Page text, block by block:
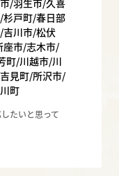
/羽生市/久喜
戸町/春日部
川市/松伏
座市/志木市/
町/川越市/川
見町/所沢市/
町
たいと思って